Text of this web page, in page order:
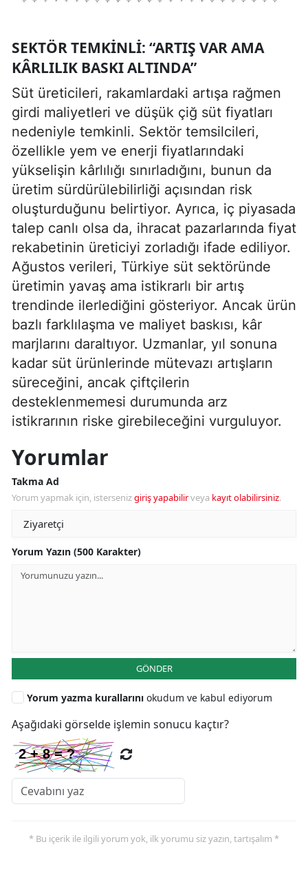
SEKTÖR TEMKINLI: “ARTIŞ VAR AMA
KÂRLILIK BASKI ALTINDA”
Süt üreticileri, rakamlardaki artışa rağmen
girdi maliyetleri ve düşük çiğ süt fiyatları
nedeniyle temkinli. Sektör temsilcileri,
özellikle yem ve enerji fiyatlarındaki
yükselişin kârlılığı sınırladığını, bunun da
üretim sürdürülebilirliği açısından risk
oluşturduğunu belirtiyor. Ayrıca, iç piyasada
talep canlı olsa da, ihracat pazarlarında fiyat
rekabetinin üreticiyi zorladığı ifade ediliyor.
Ağustos verileri, Türkiye süt sektöründe
üretimin yavaş ama istikrarlı bir artış
trendinde ilerlediğini gösteriyor. Ancak ürün
bazlı farklılaşma ve maliyet baskısı, kâr
marjlarını daraltıyor. Uzmanlar, yıl sonuna
kadar süt ürünlerinde mütevazı artışların
süreceğini, ancak çiftçilerin
desteklenmemesi durumunda arz
istikrarının riske girebileceğini vurguluyor.
Yorumlar
Takma Ad
Yorum yapmak için, istersenizgiriş yapabilirveya kayıt olabilirsiniz.
Yorum Yazın (500 Karakter)
GÖNDER
Yorum yazma kurallarını okudum ve kabul ediyorum
Aşağıdaki görselde işlemin sonucu kaçtır?
* Bu içerik ile ilgili yorum yok, ilk yorumu siz yazın, tartışalım *